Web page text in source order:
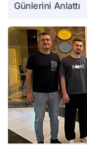
Günlerini Anlattı